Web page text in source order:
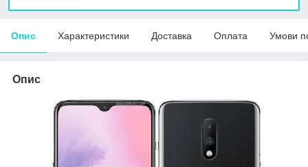
Опис Характеристики Доставка Оплата Умови
Опис